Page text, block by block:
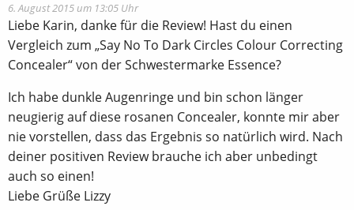
6. August 2015 um 13:05 Uhr
Liebe Karin, danke für die Review! Hast du einen
Vergleich zum „Say No To Dark Circles Colour Correcting
Concealer“ von der Schwestermarke Essence?
Ich habe dunkle Augenringe und bin schon länger
neugierig auf diese rosanen Concealer, konnte mir aber
nie vorstellen, dass das Ergebnis so natürlich wird. Nach
deiner positiven Review brauche ich aber unbedingt
auch so einen!
Liebe Grüße Lizzy